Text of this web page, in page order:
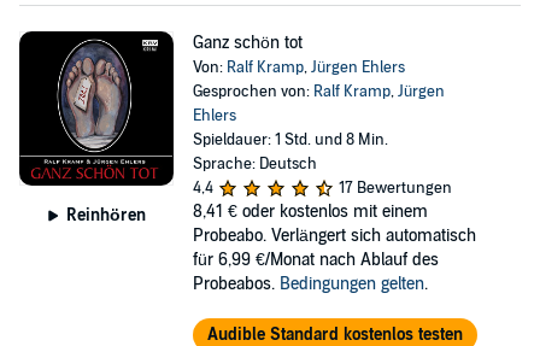
Reinhören
Ganz schön tot
Von: Ralf Kramp,Jürgen Ehlers
Gesprochen von: Ralf Kramp,Jürgen
Ehlers
Spieldauer: 1 Std. und 8 Min.
Sprache: Deutsch
4,4
17 Bewertungen
8,41 € oder kostenlos mit einem
Probeabo. Verlängert sich automatisch
für 6,99 €/Monat nach Ablauf des
Probeabos. Bedingungen gelten.
Audible Standard kostenlos testen